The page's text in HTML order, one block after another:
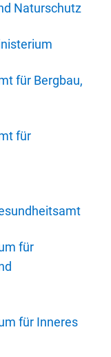
Naturschutz
für Bergbau,
für
für
für Inneres